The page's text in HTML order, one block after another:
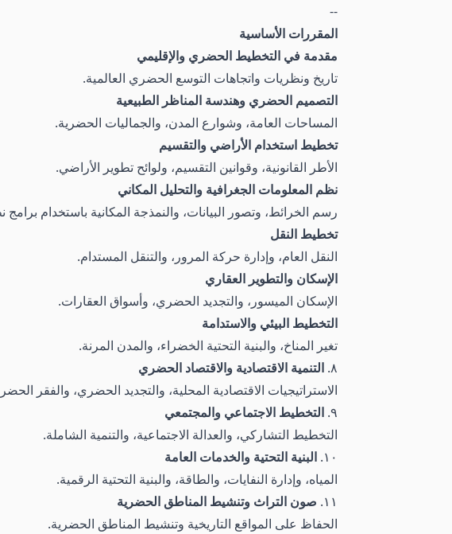
--
المقررات الأساسية
مقدمة في التخطيط الحضري والإقليمي
تاريخ ونظريات واتجاهات التوسع الحضري العالمية.
التصميم الحضري وهندسة المناظر الطبيعية
المساحات العامة، وشوارع المدن، والجماليات الحضرية.
تخطيط استخدام الأراضي والتقسيم
الأطر القانونية، وقوانين التقسيم، ولوائح تطوير الأراضي.
نظم المعلومات الجغرافية والتحليل المكاني
رسم الخرائط، وتصور البيانات، والنمذجة المكانية باستخدام
تخطيط النقل
النقل العام، وإدارة حركة المرور، والتنقل المستدام.
الإسكان والتطوير العقاري
الإسكان الميسور، والتجديد الحضري، وأسواق العقارات.
التخطيط البيئي والاستدامة
تغير المناخ، والبنية التحتية الخضراء، والمدن المرنة.
٨. التنمية الاقتصادية والاقتصاد الحضري
الاستراتيجيات الاقتصادية المحلية، والتجديد الحضري، والفقر
٩. التخطيط الاجتماعي والمجتمعي
التخطيط التشاركي، والعدالة الاجتماعية، والتنمية الشاملة.
١٠. البنية التحتية والخدمات العامة
المياه، وإدارة النفايات، والطاقة، والبنية التحتية الرقمية.
١١. صون التراث وتنشيط المناطق الحضرية
الحفاظ على المواقع التاريخية وتنشيط المناطق الحضرية.